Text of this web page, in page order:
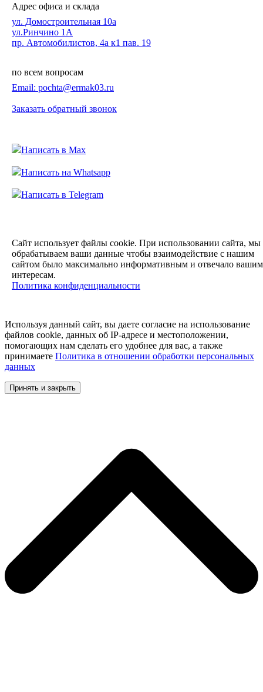
Адрес офиса и склада
ул. Домостроительная 10а
ул.Ринчино 1А
пр. Автомобилистов, 4а к1 пав. 19
по всем вопросам
Email: pochta@ermak03.ru
Заказать обратный звонок
Написать в Max
Написать на Whatsapp
Написать в Telegram
Сайт использует файлы cookie. При использовании сайта, мы
обрабатываем ваши данные чтобы взаимодействие с нашим
сайтом было максимально информативным и отвечало вашим
интересам.
Политика конфиденциальности
Используя данный сайт, вы даете согласие на использование
файлов cookie, данных об IP-адресе и местоположении,
помогающих нам сделать его удобнее для вас, а также
принимаете Политика в отношении обработки персональных
данных
Принять и закрыть